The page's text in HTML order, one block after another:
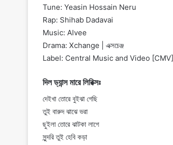
Tune: Yeasin Hossain Neru
Rap: Shihab Dadavai
Music: Alvee
Drama: Xchange | এক্সচেঞ্জ
Label: Central Music and Video [CMV]
দিল ড্যান্স মারে লিরিক্সঃ
দেইখা তোরে বুইঝা গেছি
তুই বারুদ ঝাঝে ভরা
ছুইলা তোরে ঝাটকা লাগে
সুন্দরি তুই হেবি কড়া